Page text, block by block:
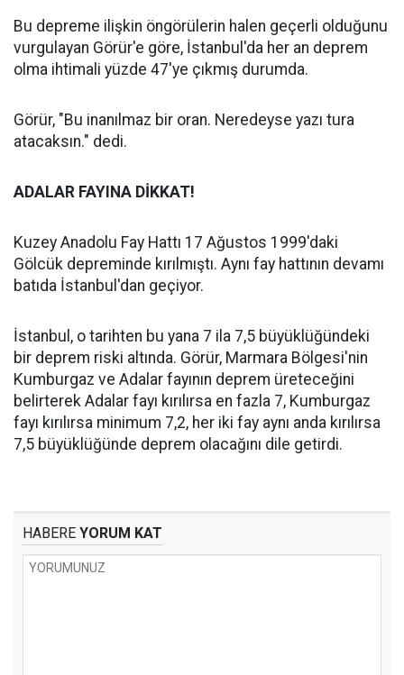
Bu depreme ilişkin öngörülerin halen geçerli olduğunu
vurgulayan Görür'e göre, İstanbul'da her an deprem
olma ihtimali yüzde 47'ye çıkmış durumda.
Görür, "Bu inanılmaz bir oran. Neredeyse yazı tura
atacaksın." dedi.
ADALAR FAYINA DİKKAT!
Kuzey Anadolu Fay Hattı 17 Ağustos 1999'daki
Gölcük depreminde kırılmıştı. Aynı fay hattının devamı
batıda İstanbul'dan geçiyor.
İstanbul, o tarihten bu yana 7 ila 7,5 büyüklüğündeki
bir deprem riski altında. Görür, Marmara Bölgesi'nin
Kumburgaz ve Adalar fayının deprem üreteceğini
belirterek Adalar fayı kırılırsa en fazla 7, Kumburgaz
fayı kırılırsa minimum 7,2, her iki fay aynı anda kırılırsa
7,5 büyüklüğünde deprem olacağını dile getirdi.
HABERE YORUM KAT